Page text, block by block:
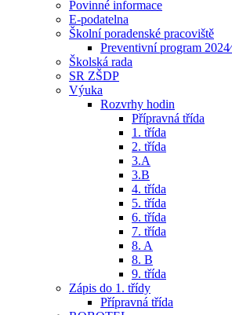
Povinné informace
E-podatelna
Školní poradenské pracoviště
Preventivní program
Školská rada
SR ZŠDP
Výuka
Rozvrhy hodin
Přípravná třída
1. třída
2. třída
3.A
3.B
4. třída
5. třída
6. třída
7. třída
8. A
8. B
9. třída
Zápis do 1. třídy
Přípravná třída